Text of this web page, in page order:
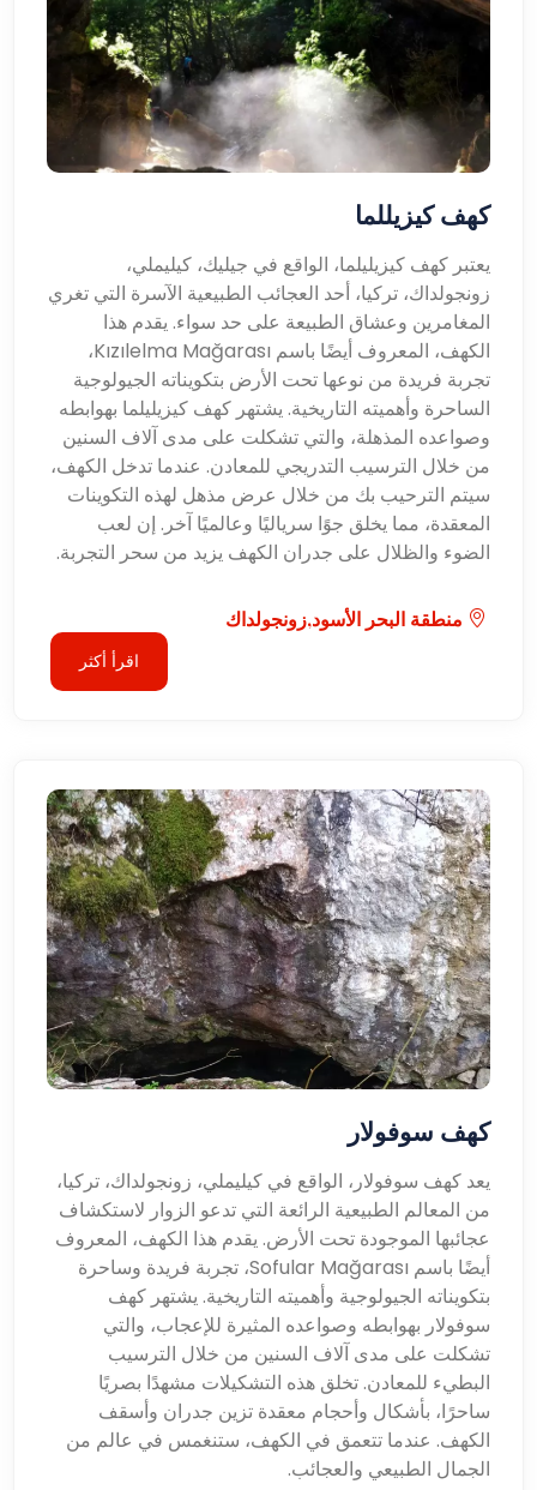
كهف كيزيللما
يعتبر كهف كيزيليلما، الواقع في جيليك، كيليملي،
زونجولداك، تركيا، أحد العجائب الطبيعية الآسرة التي تغري
المغامرين وعشاق الطبيعة على حد سواء. يقدم هذا
الكهف، المعروف أيضًا باسم Kızılelma Mağarası،
تجربة فريدة من نوعها تحت الأرض بتكويناته الجيولوجية
الساحرة وأهميته التاريخية. يشتهر كهف كيزيليلما بهوابطه
وصواعده المذهلة، والتي تشكلت على مدى آلاف السنين
من خلال الترسيب التدريجي للمعادن. عندما تدخل الكهف،
سيتم الترحيب بك من خلال عرض مذهل لهذه التكوينات
المعقدة، مما يخلق جوًا سرياليًا وعالميًا آخر. إن لعب
الضوء والظلال على جدران الكهف يزيد من سحر التجربة.
منطقة البحر الأسود,زونجولداك
اقرأ أكثر
كهف سوفولار
يعد كهف سوفولار، الواقع في كيليملي، زونجولداك، تركيا،
من المعالم الطبيعية الرائعة التي تدعو الزوار لاستكشاف
عجائبها الموجودة تحت الأرض. يقدم هذا الكهف، المعروف
أيضًا باسم Sofular Mağarası، تجربة فريدة وساحرة
بتكويناته الجيولوجية وأهميته التاريخية. يشتهر كهف
سوفولار بهوابطه وصواعده المثيرة للإعجاب، والتي
تشكلت على مدى آلاف السنين من خلال الترسيب
البطيء للمعادن. تخلق هذه التشكيلات مشهدًا بصريًا
ساحرًا، بأشكال وأحجام معقدة تزين جدران وأسقف
الكهف. عندما تتعمق في الكهف، ستنغمس في عالم من
الجمال الطبيعي والعجائب.